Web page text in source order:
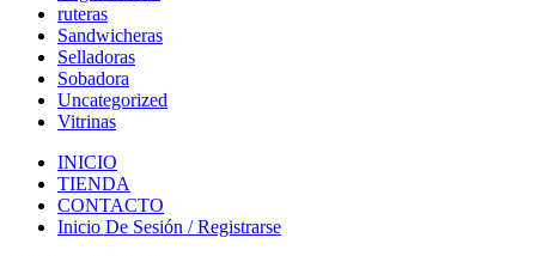
ruteras
Sandwicheras
Selladoras
Sobadora
Uncategorized
Vitrinas
INICIO
TIENDA
CONTACTO
Inicio De Sesión / Registrarse